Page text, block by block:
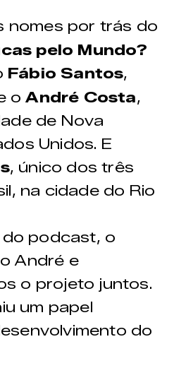
nomes por trás do
pelo Mundo?
Fábio Santos,
oAndré Costa,
de Nova
Unidos. E
, único dos três
na cidade do Rio
podcast, o
André e
o projeto juntos.
um papel
do